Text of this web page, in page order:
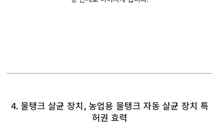
4. 물탱크 살균 장치, 농업용 물탱크 자동 살균 장치 특
허권 효력